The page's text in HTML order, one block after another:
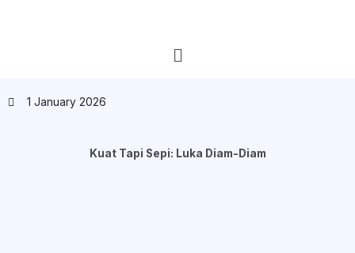
1 January 2026
Kuat Tapi Sepi: Luka Diam-Diam